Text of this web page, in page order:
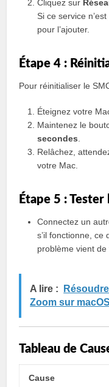
Cliquez sur
Si ce service
pour l’ajouter.
Étape 4 :
Pour réinitialiser le
Éteignez votre
Maintenez le
secondes
Relâchez,
votre Mac.
Étape 5 :
Connectez un
s’il fonctionne, ce
problème vient de
A lire :
Zoom sur
Tableau de
Cause